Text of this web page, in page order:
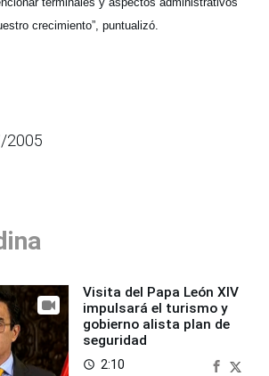
crecimiento”, puntualizó.
2005
Visita del Papa León XIV
impulsará el turismo y
gobierno alista plan de
seguridad
access_time 2:10